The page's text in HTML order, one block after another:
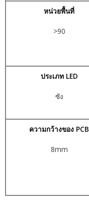
หน่วยพื้นที่
>90
ประเภท LED
ซัง
ความกว้างของ PCB
8mm